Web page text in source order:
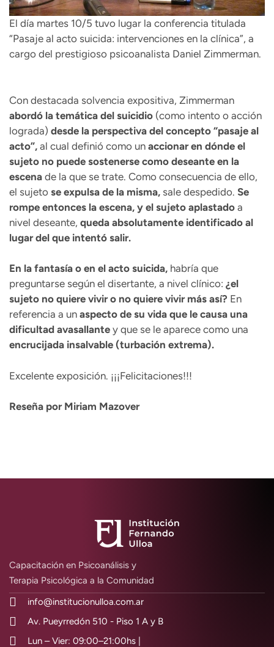
El día martes 10/5 tuvo lugar la conferencia titulada
“Pasaje al acto suicida: intervenciones en la clínica”, a
cargo del prestigioso psicoanalista Daniel Zimmerman.
Con destacada solvencia expositiva, Zimmerman
abordó la temática del suicidio (como intento o acción
lograda) desde la perspectiva del concepto “pasaje al
acto”, al cual definió como un accionar en dónde el
sujeto no puede sostenerse como deseante en la
escena de la que se trate. Como consecuencia de ello,
el sujeto se expulsa de la misma, sale despedido. Se
rompe entonces la escena, y el sujeto aplastado a
nivel deseante, queda absolutamente identificado al
lugar del que intentó salir.
En la fantasía o en el acto suicida, habría que
preguntarse según el disertante, a nivel clínico: ¿el
sujeto no quiere vivir o no quiere vivir más así? En
referencia a un aspecto de su vida que le causa una
dificultad avasallante y que se le aparece como una
encrucijada insalvable (turbación extrema).
Excelente exposición. ¡¡¡Felicitaciones!!!
Reseña por Miriam Mazover
Capacitación en Psicoanálisis y
Terapia Psicológica a la Comunidad
info@institucionulloa.com.ar
Av. Pueyrredón 510 - Piso 1 A y B
Lun – Vier: 09:00–21:00hs |